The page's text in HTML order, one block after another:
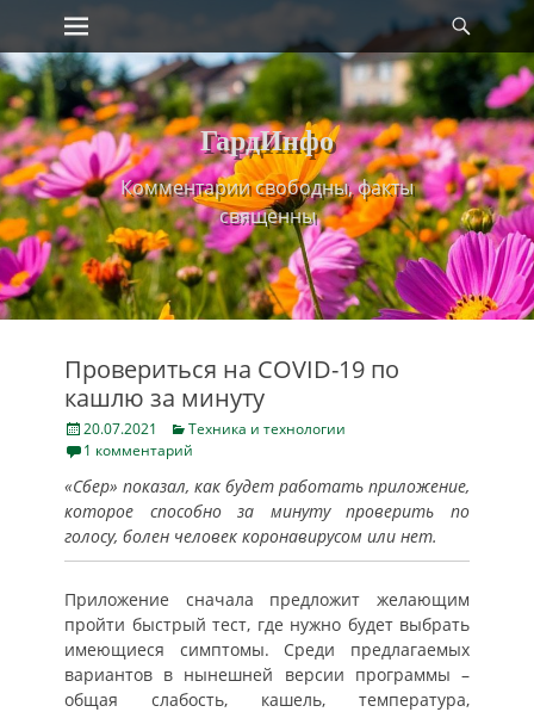
Skip
to
content
Primary Menu
ГардИнфо
Комментарии свободны, факты
священны
Провериться на COVID-19 по
кашлю за минуту
Posted
on
20.07.2021 Categories
Техника и технологии
1 комментарий
«Сбер» показал, как будет работать приложение,
которое способно за минуту проверить по
голосу, болен человек коронавирусом или нет.
Приложение сначала предложит желающим
пройти быстрый тест, где нужно будет выбрать
имеющиеся симптомы. Среди предлагаемых
вариантов в нынешней версии программы –
общая слабость, кашель, температура,